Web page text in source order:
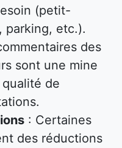
(petit-
parking, etc.).
des
sont une mine
qualité de
: Certaines
des réductions